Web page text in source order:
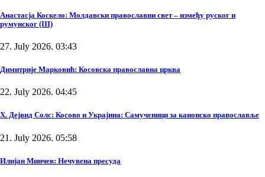
Анастасја Коскело: Молдавски православни свет – између руског и
румунског (III)
27. July 2026. 03:43
Димитрије Марковић: Косовска православна црква
22. July 2026. 04:45
Х. Дејвид Солс: Косово и Украјина: Самученици за канонско православље
21. July 2026. 05:58
Илијан Минчев: Нечувена пресуда